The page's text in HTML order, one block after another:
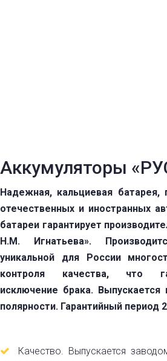
Аккумуляторы
Надежная, кальциевая батарея,
отечественных и иностранных
батареи гарантирует
Н.М. Игнатьева».
уникальной для России
контроля качества, что
исключение брака.
полярности. Гарантийный период
Качество. Выпускается